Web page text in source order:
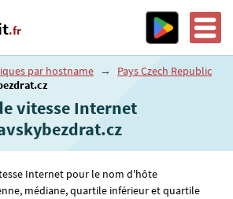
.fr
par hostname →
Pays Czech Republic
vitesse Internet
Internet pour le nom d'hôte
médiane, quartile inférieur et quartile